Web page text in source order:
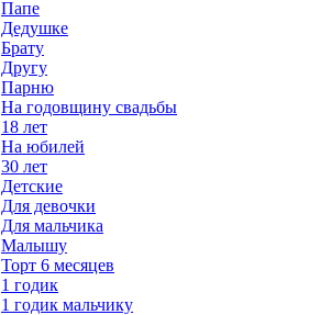
Папе
Дедушке
Брату
Другу
Парню
На годовщину свадьбы
18 лет
На юбилей
30 лет
Детские
Для девочки
Для мальчика
Малышу
Торт 6 месяцев
1 годик
1 годик мальчику